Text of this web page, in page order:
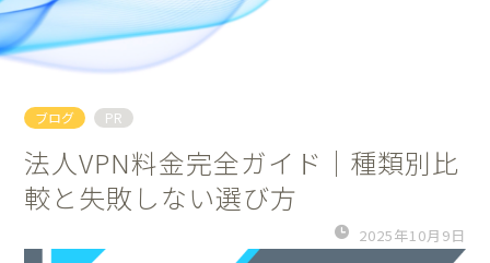
ブログ PR
法人VPN料金完全ガイド｜種類別比
較と失敗しない選び方
2025年10月9日